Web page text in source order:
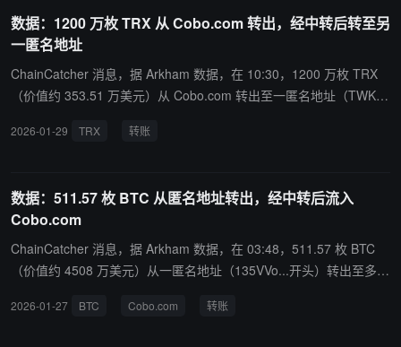
数据：1200 万枚 TRX 从 Cobo.com 转出，经中转后转至另
一匿名地址
ChainCatcher 消息，据 Arkham 数据，在 10:30，1200 万枚 TRX
（价值约 353.51 万美元）从 Cobo.com 转出至一匿名地址（TWKn
名地址（TYTdQYUR...开头）。
2026-01-29 TRX 转账
数据：511.57 枚 BTC 从匿名地址转出，经中转后流入
Cobo.com
ChainCatcher 消息，据 Arkham 数据，在 03:48，511.57 枚 BTC
（价值约 4508 万美元）从一匿名地址（135VVo...开头）转出至多个
2026-01-27 BTC Cobo.com 转账